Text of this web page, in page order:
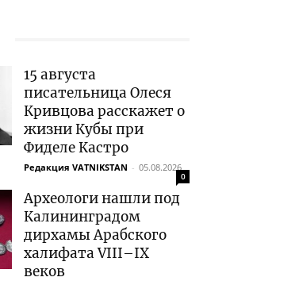
15 августа
писательница Олеся
Кривцова расскажет о
жизни Кубы при
Фиделе Кастро
Редакция VATNIKSTAN - 05.08.2026
0
Археологи нашли под
Калининградом
дирхамы Арабского
халифата VIII–IX
веков